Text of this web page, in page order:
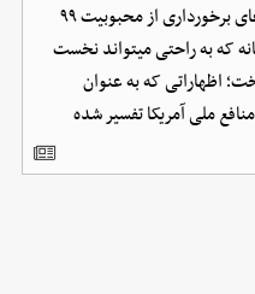
دونالد ترامپ، رئیس جمهور آمریکا، با ادعای برخورداری از محبوبیت ۹۹
که به راحتی میتواند نخست
اظهاراتی که به عنوان
ملی آمریکا تفسیر شده